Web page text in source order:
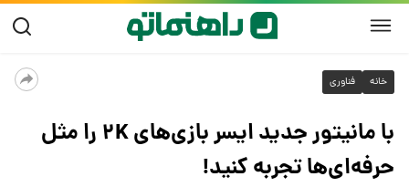
خانه فناوری
با مانیتور جدید ایسر بازی‌های ۲K را مثل
حرفه‌ای‌ها تجربه کنید!